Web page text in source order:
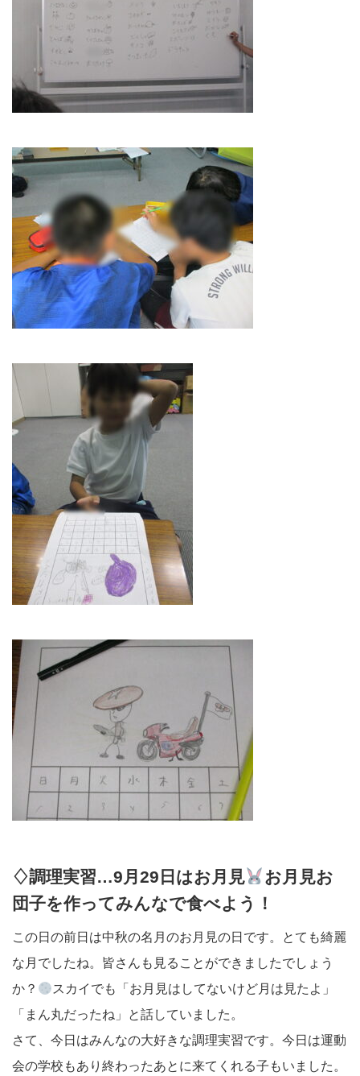
♢調理実習…9月29日はお月見
お月見お
団子を作ってみんなで食べよう！
この日の前日は中秋の名月のお月見の日です。とても綺麗
な月でしたね。皆さんも見ることができましたでしょう
か？
スカイでも「お月見はしてないけど月は見たよ」
「まん丸だったね」と話していました。
さて、今日はみんなの大好きな調理実習です。今日は運動
会の学校もあり終わったあとに来てくれる子もいました。